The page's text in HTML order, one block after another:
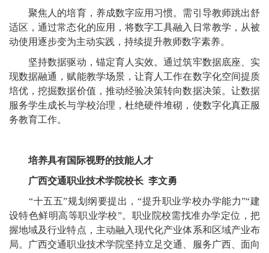
聚焦人的培育，养成数字应用习惯。需引导教师跳出舒
适区，通过常态化的应用，将数字工具融入日常教学，从被
动使用逐步变为主动实践，持续提升教师数字素养。
坚持数据驱动，锚定育人实效。通过筑牢数据底座、实
现数据融通，赋能教学场景，让育人工作在数字化空间提质
培优，挖掘数据价值，推动经验决策转向数据决策。让数据
服务学生成长与学校治理，杜绝硬件堆砌，使数字化真正服
务教育工作。
培养具有国际视野的技能人才
广西交通职业技术学院校长 李文勇
“十五五”规划纲要提出，“提升职业学校办学能力”“建
设特色鲜明高等职业学校”。职业院校需找准办学定位，把
握地域及行业特点，主动融入现代化产业体系和区域产业布
局。广西交通职业技术学院坚持立足交通、服务广西、面向